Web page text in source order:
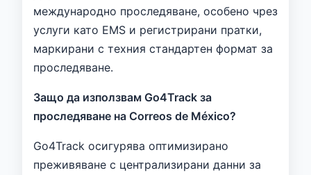
международно проследяване, особено чрез
услуги като EMS и регистрирани пратки,
маркирани с техния стандартен формат за
проследяване.
Защо да използвам Go4Track за
проследяване на Correos de México?
Go4Track осигурява оптимизирано
преживяване с централизирани данни за